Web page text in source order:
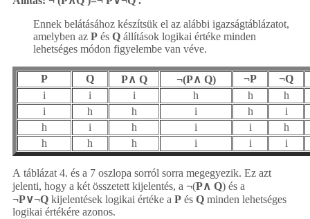
Ennek belátásához készítsük el az alábbi igazságtáblázatot,
amelyben az P és Q állítások logikai értéke minden
lehetséges módon figyelembe van véve.
P Q P∧ Q ¬(P∧ Q) ¬P
¬Q
i
i i h h
h
i
h h i h
i
h
i h i i
h
h
h h i i i
A táblázat 4. és a 7 oszlopa sorról sorra megegyezik. Ez azt
jelenti, hogy a két összetett kijelentés, a ¬(P∧ Q) és a
¬P∨¬Q kijelentések logikai értéke a P és Q minden lehetséges
logikai értékére azonos.